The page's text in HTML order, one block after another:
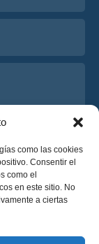
como las cookies
Consentir el
como el
en este sitio. No
a ciertas